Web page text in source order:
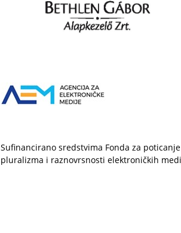
Sufinancirano sredstvima Fonda za poticanje
pluralizma i raznovrsnosti elektroničkih